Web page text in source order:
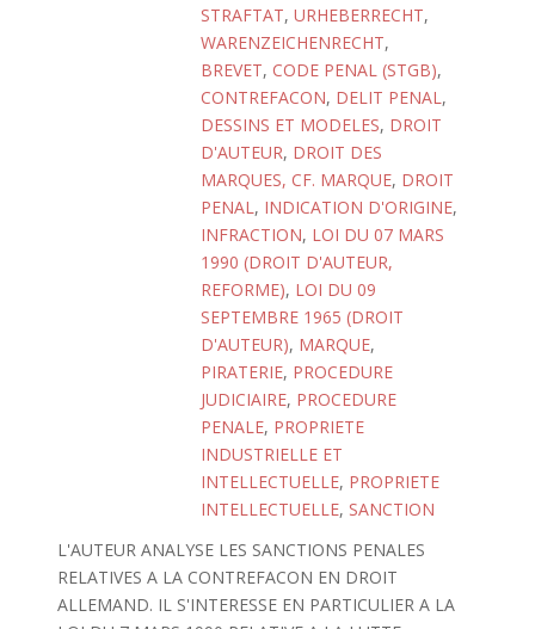
STRAFTAT, URHEBERRECHT,
WARENZEICHENRECHT,
BREVET, CODE PENAL (STGB),
CONTREFACON, DELIT PENAL,
DESSINS ET MODELES, DROIT
D'AUTEUR, DROIT DES
MARQUES, CF. MARQUE, DROIT
PENAL, INDICATION D'ORIGINE,
INFRACTION, LOI DU 07 MARS
1990 (DROIT D'AUTEUR,
REFORME), LOI DU 09
SEPTEMBRE 1965 (DROIT
D'AUTEUR), MARQUE,
PIRATERIE, PROCEDURE
JUDICIAIRE, PROCEDURE
PENALE, PROPRIETE
INDUSTRIELLE ET
INTELLECTUELLE, PROPRIETE
INTELLECTUELLE, SANCTION
L'AUTEUR ANALYSE LES SANCTIONS PENALES
RELATIVES A LA CONTREFACON EN DROIT
ALLEMAND. IL S'INTERESSE EN PARTICULIER A LA